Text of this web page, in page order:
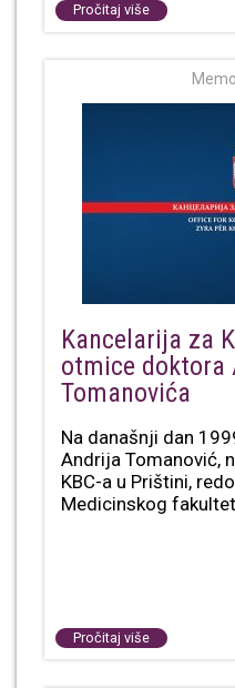
Pročitaj više
Kancelarija za
otmice doktora
Tomanovića
Na današnji dan
Andrija Tomanović,
KBC-a u Prištini,
Medicinskog
Pročitaj više